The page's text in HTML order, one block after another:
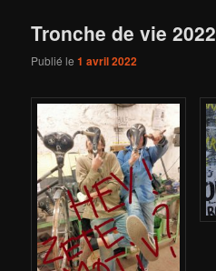
Tronche de vie 2022
Publié le1 avril 2022